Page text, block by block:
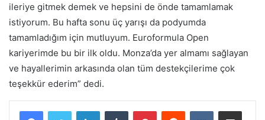
ileriye gitmek demek ve hepsini de önde tamamlamak
istiyorum. Bu hafta sonu üç yarışı da podyumda
tamamladığım için mutluyum. Euroformula Open
kariyerimde bu bir ilk oldu. Monza’da yer almamı sağlayan
ve hayallerimin arkasında olan tüm destekçilerime çok
teşekkür ederim” dedi.